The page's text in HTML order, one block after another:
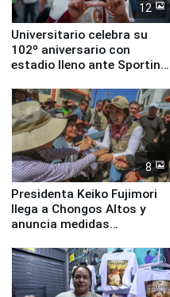
12
Universitario celebra su
102º aniversario con
estadio lleno ante Sporting
8
Presidenta Keiko Fujimori
llega a Chongos Altos y
anuncia medidas
educación, salud y empleo